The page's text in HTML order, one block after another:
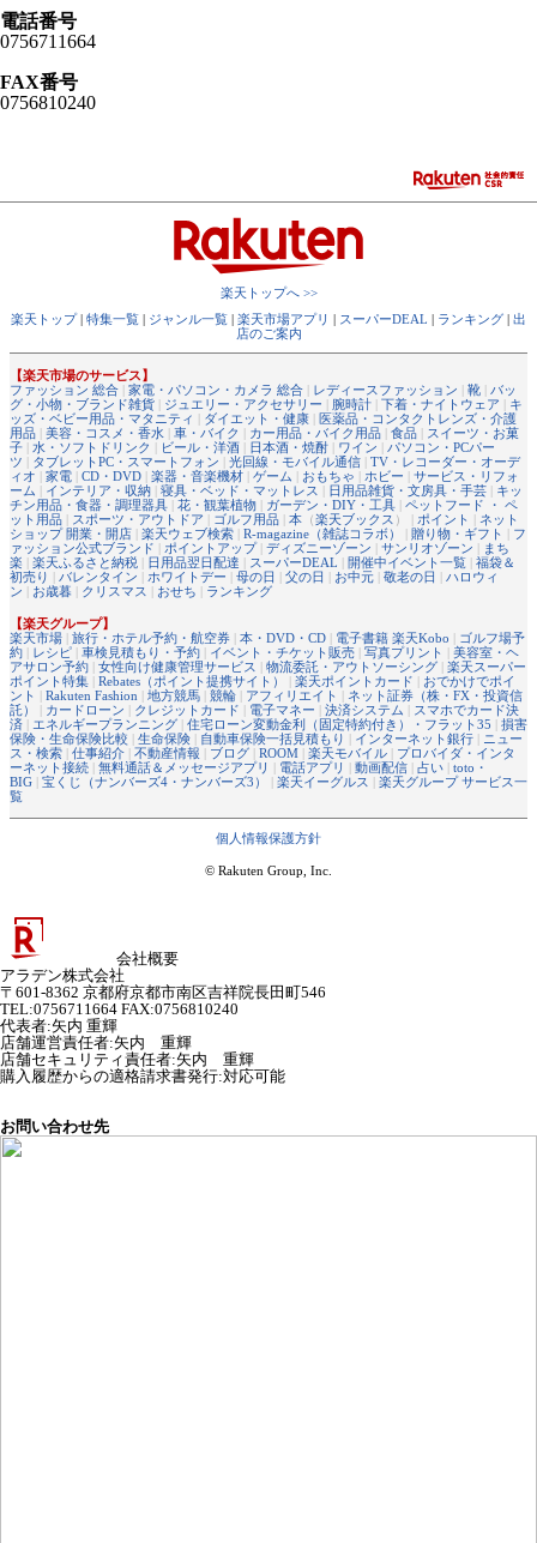
電話番号
0756711664
FAX番号
0756810240
楽天トップへ >>
楽天トップ| 特集一覧 | ジャンル一覧 | 楽天市場アプリ | スーパーDEAL | ランキング | 出
店のご案内
【楽天市場のサービス】
ファッション 総合 | 家電・パソコン・カメラ 総合 | レディースファッション | 靴 | バッ
グ・小物・ブランド雑貨 | ジュエリー・アクセサリー | 腕時計 | 下着・ナイトウェア | キ
ッズ・ベビー用品・マタニティ | ダイエット・健康 | 医薬品・コンタクトレンズ・介護
用品 | 美容・コスメ・香水 | 車・バイク | カー用品・バイク用品 | 食品 | スイーツ・お菓
子 | 水・ソフトドリンク | ビール・洋酒 | 日本酒・焼酎 | ワイン | パソコン・PCパー
ツ | タブレットPC・スマートフォン | 光回線・モバイル通信 | TV・レコーダー・オーデ
ィオ | 家電 | CD・DVD | 楽器・音楽機材 | ゲーム | おもちゃ | ホビー | サービス・リフォ
ーム | インテリア・収納 | 寝具・ベッド・マットレス | 日用品雑貨・文房具・手芸 | キッ
チン用品・食器・調理器具 | 花・観葉植物 | ガーデン・DIY・工具 | ペットフード ・ ペ
ット用品 | スポーツ・アウトドア | ゴルフ用品 | 本 （楽天ブックス ） | ポイント | ネット
ショップ 開業・開店 | 楽天ウェブ検索 | R-magazine（雑誌コラボ） | 贈り物・ギフト | フ
ァッション公式ブランド | ポイントアップ| ディズニーゾーン | サンリオゾーン | まち
楽 | 楽天ふるさと納税 | 日用品翌日配達 | スーパーDEAL | 開催中イベント一覧 | 福袋＆
初売り | バレンタイン | ホワイトデー | 母の日 | 父の日 | お中元 | 敬老の日 | ハロウィ
ン | お歳暮 | クリスマス | おせち | ランキング
【楽天グループ】
楽天市場 | 旅行・ホテル予約・航空券 | 本・DVD・CD | 電子書籍 楽天Kobo | ゴルフ場予
約 | レシピ | 車検見積もり・予約 | イベント・チケット販売 | 写真プリント | 美容室・ヘ
アサロン予約 | 女性向け健康管理サービス | 物流委託・アウトソーシング | 楽天スーパー
ポイント特集 | Rebates（ポイント提携サイト） | 楽天ポイントカード | おでかけでポイ
ント | Rakuten Fashion | 地方競馬 | 競輪 | アフィリエイト | ネット証券（株・FX・投資信
託）
| カードローン | クレジットカード | 電子マネー | 決済システム | スマホでカード決
済 | エネルギープランニング | 住宅ローン変動金利（固定特約付き）・フラット35 | 損害
保険・生命保険比較 | 生命保険 | 自動車保険一括見積もり | インターネット銀行 | ニュー
ス・検索 | 仕事紹介 | 不動産情報 | ブログ | ROOM | 楽天モバイル | プロバイダ・インタ
ーネット接続 | 無料通話＆メッセージアプリ | 電話アプリ | 動画配信 | 占い | toto・
BIG | 宝くじ（ナンバーズ4・ナンバーズ3） | 楽天イーグルス | 楽天グループ サービス一
覧
個人情報保護方針
© Rakuten Group, Inc.
会社概要
アラデン株式会社
〒601-8362 京都府京都市南区吉祥院長田町546
TEL:0756711664 FAX:0756810240
代表者:矢内 重輝
店舗運営責任者:矢内 重輝
店舗セキュリティ責任者:矢内 重輝
購入履歴からの適格請求書発行:対応可能
お問い合わせ先